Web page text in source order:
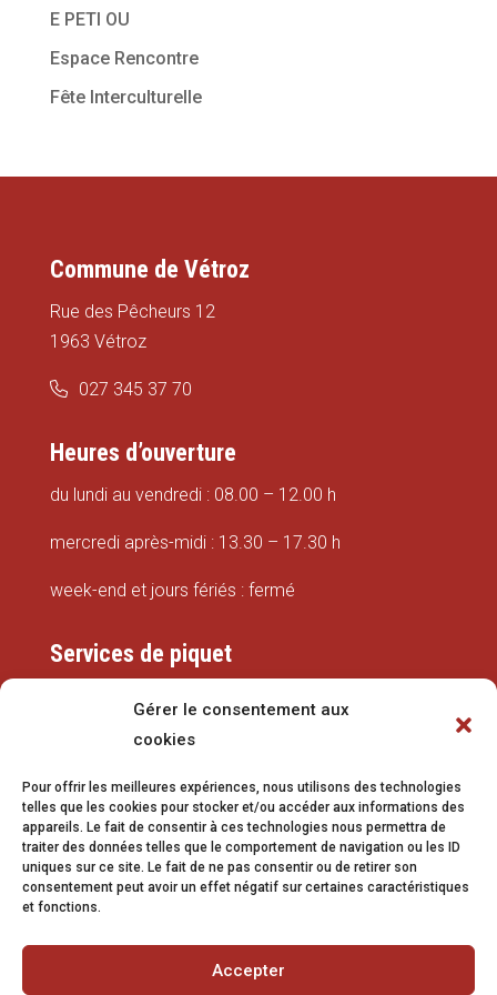
Gérer le consentement aux
cookies
Pour offrir les meilleures expériences, nous utilisons des technologies
telles que les cookies pour stocker et/ou accéder aux informations des
appareils. Le fait de consentir à ces technologies nous permettra de
traiter des données telles que le comportement de navigation ou les ID
uniques sur ce site. Le fait de ne pas consentir ou de retirer son
consentement peut avoir un effet négatif sur certaines caractéristiques
et fonctions.
Accepter
E PETI OU
Espace Rencontre
Fête Interculturelle
Commune de Vétroz
Rue des Pêcheurs 12
1963 Vétroz
027 345 37 70
Heures d’ouverture
du lundi au vendredi : 08.00 – 12.00 h
mercredi après-midi : 13.30 – 17.30 h
week-end et jours fériés : fermé
Services de piquet
079 337 66 42
eaux@vetroz.ch
Travaux publics
079 213 92 08